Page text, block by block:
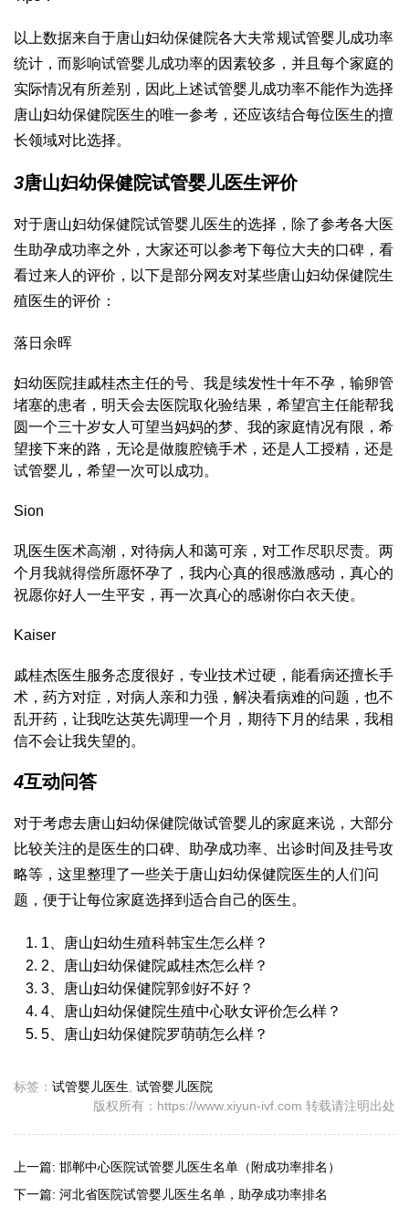
以上数据来自于唐山妇幼保健院各大夫常规试管婴儿成功率
统计，而影响试管婴儿成功率的因素较多，并且每个家庭的
实际情况有所差别，因此上述试管婴儿成功率不能作为选择
唐山妇幼保健院医生的唯一参考，还应该结合每位医生的擅
长领域对比选择。
3唐山妇幼保健院试管婴儿医生评价
对于唐山妇幼保健院试管婴儿医生的选择，除了参考各大医
生助孕成功率之外，大家还可以参考下每位大夫的口碑，看
看过来人的评价，以下是部分网友对某些唐山妇幼保健院生
殖医生的评价：
落日余晖
妇幼医院挂戚桂杰主任的号、我是续发性十年不孕，输卵管
堵塞的患者，明天会去医院取化验结果，希望宫主任能帮我
圆一个三十岁女人可望当妈妈的梦、我的家庭情况有限，希
望接下来的路，无论是做腹腔镜手术，还是人工授精，还是
试管婴儿，希望一次可以成功。
Sion
巩医生医术高潮，对待病人和蔼可亲，对工作尽职尽责。两
个月我就得偿所愿怀孕了，我内心真的很感激感动，真心的
祝愿你好人一生平安，再一次真心的感谢你白衣天使。
Kaiser
戚桂杰医生服务态度很好，专业技术过硬，能看病还擅长手
术，药方对症，对病人亲和力强，解决看病难的问题，也不
乱开药，让我吃达英先调理一个月，期待下月的结果，我相
信不会让我失望的。
4互动问答
对于考虑去唐山妇幼保健院做试管婴儿的家庭来说，大部分
比较关注的是医生的口碑、助孕成功率、出诊时间及挂号攻
略等，这里整理了一些关于唐山妇幼保健院医生的人们问
题，便于让每位家庭选择到适合自己的医生。
1、唐山妇幼生殖科韩宝生怎么样？
2、唐山妇幼保健院戚桂杰怎么样？
3、唐山妇幼保健院郭剑好不好？
4、唐山妇幼保健院生殖中心耿女评价怎么样？
5、唐山妇幼保健院罗萌萌怎么样？
标签： 试管婴儿医生, 试管婴儿医院
版权所有：https://www.xiyun-ivf.com 转载请注明出处
上一篇: 邯郸中心医院试管婴儿医生名单（附成功率排名）
下一篇: 河北省医院试管婴儿医生名单，助孕成功率排名